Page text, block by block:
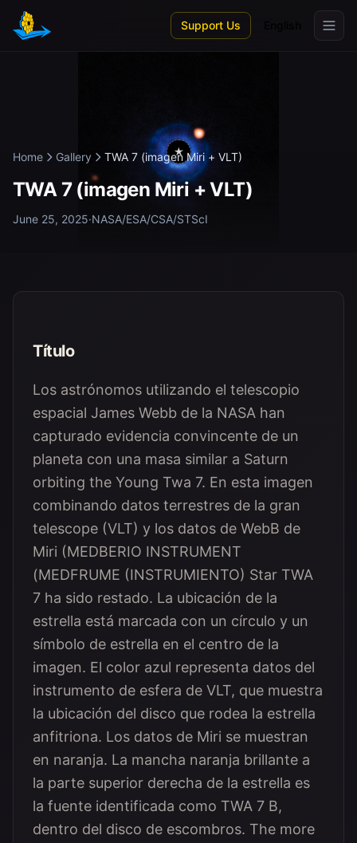
Skip to main content
Support Us
Home Gallery TWA 7 (imagen Miri + VLT)
TWA 7 (imagen Miri + VLT)
June 25, 2025·NASA/ESA/CSA/STScI
Título
Los astrónomos utilizando el telescopio
espacial James Webb de la NASA han
capturado evidencia convincente de un
planeta con una masa similar a Saturn
orbiting the Young Twa 7. En esta imagen
combinando datos terrestres de la gran
telescope (VLT) y los datos de WebB de
Miri (MEDBERIO INSTRUMENT
(MEDFRUME (INSTRUMIENTO) Star TWA
7 ha sido restado. La ubicación de la
estrella está marcada con un círculo y un
símbolo de estrella en el centro de la
imagen. El color azul representa datos del
instrumento de esfera de VLT, que muestra
la ubicación del disco que rodea la estrella
anfitriona. Los datos de Miri se muestran
en naranja. La mancha naranja brillante a
la parte superior derecha de la estrella es
la fuente identificada como TWA 7 B,
dentro del disco de escombros. The more